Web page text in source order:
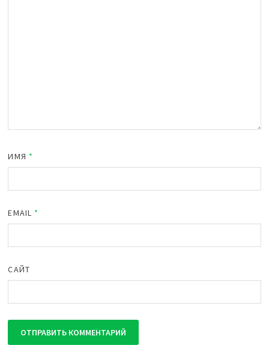
ИМЯ *
EMAIL *
САЙТ